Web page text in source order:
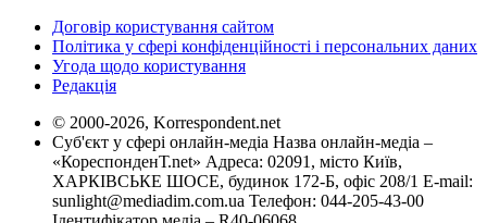
Договір користування сайтом
Політика у сфері конфіденційності і персональних даних
Угода щодо користування
Редакція
© 2000-2026, Korrespondent.net
Суб'єкт у сфері онлайн-медіа Назва онлайн-медіа –
«КореспонденТ.net» Адреса: 02091, місто Київ,
ХАРКІВСЬКЕ ШОСЕ, будинок 172-Б, офіс 208/1 E-mail:
sunlight@mediadim.com.ua Телефон: 044-205-43-00